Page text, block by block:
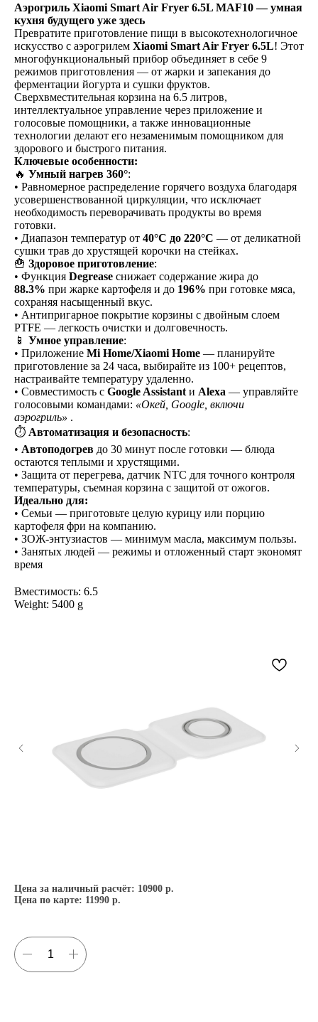
Аэрогриль Xiaomi Smart Air Fryer 6.5L MAF10 — умная
кухня будущего уже здесь
Превратите приготовление пищи в высокотехнологичное
искусство с аэрогрилем Xiaomi Smart Air Fryer 6.5L! Этот
многофункциональный прибор объединяет в себе 9
режимов приготовления — от жарки и запекания до
ферментации йогурта и сушки фруктов.
Сверхвместительная корзина на 6.5 литров,
интеллектуальное управление через приложение и
голосовые помощники, а также инновационные
технологии делают его незаменимым помощником для
здорового и быстрого питания.
Ключевые особенности:
🔥 Умный нагрев 360°:
• Равномерное распределение горячего воздуха благодаря
усовершенствованной циркуляции, что исключает
необходимость переворачивать продукты во время
готовки.
• Диапазон температур от 40°C до 220°C — от деликатной
сушки трав до хрустящей корочки на стейках.
🍟 Здоровое приготовление:
• Функция Degrease снижает содержание жира до
88.3% при жарке картофеля и до 196% при готовке мяса,
сохраняя насыщенный вкус.
• Антипригарное покрытие корзины с двойным слоем
PTFE — легкость очистки и долговечность.
📱 Умное управление:
• Приложение Mi Home/Xiaomi Home — планируйте
приготовление за 24 часа, выбирайте из 100+ рецептов,
настраивайте температуру удаленно.
• Совместимость с Google Assistant и Alexa — управляйте
голосовыми командами: «Окей, Google, включи
аэрогриль» .
⏱ Автоматизация и безопасность:
• Автоподогрев до 30 минут после готовки — блюда
остаются теплыми и хрустящими.
• Защита от перегрева, датчик NTC для точного контроля
температуры, съемная корзина с защитой от ожогов.
Идеально для:
• Семьи — приготовьте целую курицу или порцию
картофеля фри на компанию.
• ЗОЖ-энтузиастов — минимум масла, максимум пользы.
• Занятых людей — режимы и отложенный старт экономят
время
Вместимость: 6.5
Weight: 5400 g
Цена за наличный расчёт: 10900 р.
Цена по карте: 11990 р.